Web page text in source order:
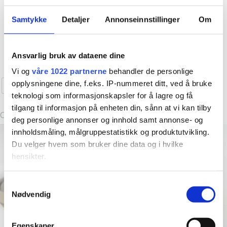
Samtykke Detaljer Annonseinnstillinger Om
Ansvarlig bruk av dataene dine
Vi og våre 1022 partnerne behandler de personlige
opplysningene dine, f.eks. IP-nummeret ditt, ved å bruke
teknologi som informasjonskapsler for å lagre og få
tilgang til informasjon på enheten din, sånn at vi kan tilby
deg personlige annonser og innhold samt annonse- og
innholdsmåling, målgruppestatistikk og produktutvikling.
Du velger hvem som bruker dine data og i hvilke
hensikter.
Innhente informasjon om den geografiske
Nødvendig
valgte å ta inn klesmerker som jeg selv elsker og har selv
handlet i storbyene. Fredrikstad er jo en liten storby (i følge
oss selv i allefall
) så hvorfor skal ikke vi ha en like kul
Resten er historie og i dag er Emm K. en liten bedrift
med fine vikarer og støttespillere og kanskje de kuleste
kundene?
5 år er gått, spennende å se hva de neste 5
vil by på! Takk til dere alle, love you all
50-talls klær
Seamed Tights Latte
kr229,00
Kjøp nå!
Dette
har
flere
varianter.
Alternativene
kan
velges
produktsiden
S/M M/L
Clear
Accessories
French Beret – Vanilla
White
Kjøp nå!